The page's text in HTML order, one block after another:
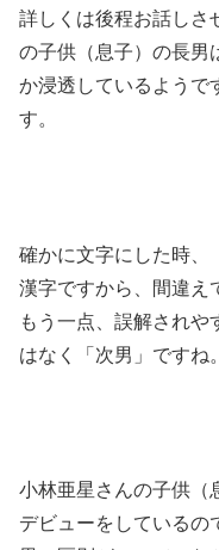
詳しくは後程お話しさ
の子供（息子）の長男
か浸透しているようで
す。
確かに文字にした時、
漢字ですから、間違え
もう一点、誤解され
はなく「次男」ですね。
小林亜星さんの子供（
デビューをしているの